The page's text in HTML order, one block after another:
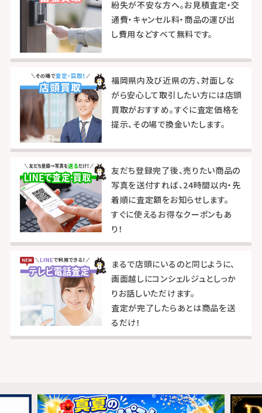
紛失が不安な方へ。お見積査定・交
通費・キャンセル料・商品の運び出
し費用などすべて無料です。
福岡県内及び近県の方、対面しな
がら安心して取引したい方には店頭
買取がおすすめ。すぐに査定価格を
提示、その場で換金いたします。
友だち登録完了後、売りたい商品の
写真を送付すれば、24時間以内・先
着順に査定額をお知らせします。
すぐに使えるお得なクーポンもあ
り！
まるで店頭にいるのと同じように、
画面越しにコンシェルジュとしっか
りお話しいただけます。
査定が完了したらあとは商品を送
るだけ！